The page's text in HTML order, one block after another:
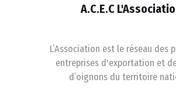
A.C.E.C
L’Association est le réseau des
entreprises d'exportation et
d’oignons du territoire